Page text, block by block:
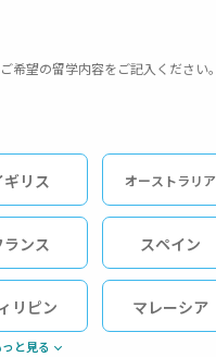
望の留学内容をご記入ください。
ギリス オーストラリア
ランス スペイン
リピン マレーシア
っと見る